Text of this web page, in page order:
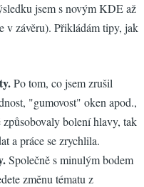
jsem s novým KDE až
v závěru). Přikládám tipy, jak
Po tom, co jsem zrušil
"gumovost" oken apod.,
způsobovaly bolení hlavy, tak
a práce se zrychlila.
Společně s minulým bodem
změnu tématu z